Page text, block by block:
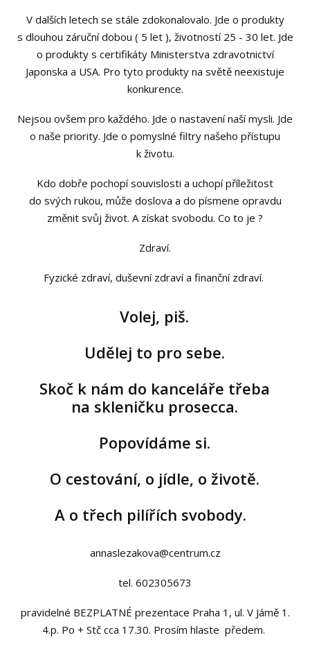
V dalších letech se stále zdokonalovalo. Jde o produkty
s dlouhou záruční dobou ( 5 let ), životností 25 - 30 let. Jde
o produkty s certifikáty Ministerstva zdravotnictví
Japonska a USA. Pro tyto produkty na světě neexistuje
konkurence.
Nejsou ovšem pro každého. Jde o nastavení naší mysli. Jde
o naše priority. Jde o pomyslné filtry našeho přístupu
k životu.
Kdo dobře pochopí souvislosti a uchopí příležitost
do svých rukou, může doslova a do písmene opravdu
změnit svůj život. A získat svobodu. Co to je ?
Zdraví.
Fyzické zdraví, duševní zdraví a finanční zdraví.
Volej, piš.
Udělej to pro sebe.
Skoč k nám do kanceláře třeba
na skleničku prosecca.
Popovídáme si.
O cestování, o jídle, o životě.
A o třech pilířích svobody.
annaslezakova@centrum.cz
tel. 602305673
pravidelné BEZPLATNÉ prezentace Praha 1, ul. V Jámě 1.
4.p. Po + Stč cca 17.30. Prosím hlaste předem.